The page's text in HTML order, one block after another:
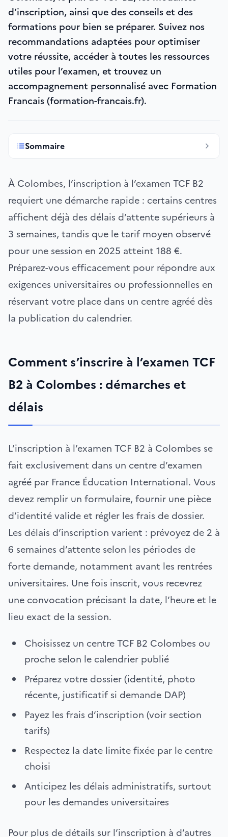
d’inscription, ainsi que des conseils et des
formations pour bien se préparer. Suivez nos
recommandations adaptées pour optimiser
votre réussite, accéder à toutes les ressources
utiles pour l’examen, et trouvez un
accompagnement personnalisé avec Formation
Francais (formation-francais.fr).
Sommaire
À Colombes, l’inscription à l’examen TCF B2
requiert une démarche rapide : certains centres
affichent déjà des délais d’attente supérieurs à
3 semaines, tandis que le tarif moyen observé
pour une session en 2025 atteint 188 €.
Préparez-vous efficacement pour répondre aux
exigences universitaires ou professionnelles en
réservant votre place dans un centre agréé dès
la publication du calendrier.
Comment s’inscrire à l’examen TCF
B2 à Colombes : démarches et
délais
L’inscription à l’examen TCF B2 à Colombes se
fait exclusivement dans un centre d’examen
agréé par France Éducation International. Vous
devez remplir un formulaire, fournir une pièce
d’identité valide et régler les frais de dossier.
Les délais d’inscription varient : prévoyez de 2 à
6 semaines d’attente selon les périodes de
forte demande, notamment avant les rentrées
universitaires. Une fois inscrit, vous recevrez
une convocation précisant la date, l’heure et le
lieu exact de la session.
Choisissez un centre TCF B2 Colombes ou
proche selon le calendrier publié
Préparez votre dossier (identité, photo
récente, justificatif si demande DAP)
Payez les frais d’inscription (voir section
tarifs)
Respectez la date limite fixée par le centre
choisi
Anticipez les délais administratifs, surtout
pour les demandes universitaires
Pour plus de détails sur l’inscription à d’autres